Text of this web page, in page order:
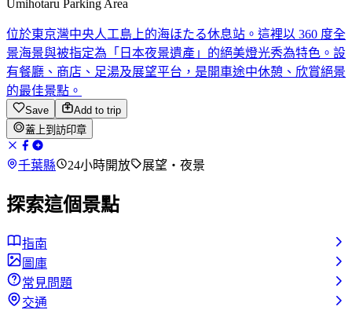
Umihotaru Parking Area
位於東京灣中央人工島上的海ほたる休息站。這裡以 360 度全
景海景與被指定為「日本夜景遺產」的絕美燈光秀為特色。設
有餐廳、商店、足湯及展望平台，是開車途中休憩、欣賞絕景
的最佳景點。
Save
Add to trip
蓋上到訪印章
千葉縣 24小時開放 展望・夜景
探索這個景點
指南
圖庫
常見問題
交通